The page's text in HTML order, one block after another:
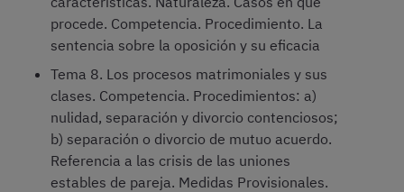
procede. Competencia. Procedimiento. La
sentencia sobre la oposición y su eficacia
Tema 8. Los procesos matrimoniales y sus
clases. Competencia. Procedimientos: a)
nulidad, separación y divorcio contenciosos;
b) separación o divorcio de mutuo acuerdo.
Referencia a las crisis de las uniones
estables de pareja. Medidas Provisionales.